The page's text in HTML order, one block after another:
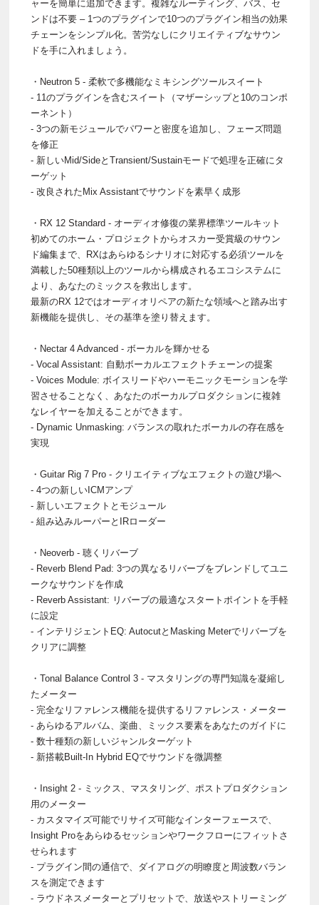
ャーを簡単に追加できます。複雑なルーティング、バス、セ
ンドは不要 – 1つのプラグインで10つのプラグイン相当の効果
チェーンをシンプル化。苦労なしにクリエイティブなサウン
ドを手に入れましょう。
・Neutron 5 - 柔軟で多機能なミキシングツールスイート
- 11のプラグインを含むスイート（マザーシップと10のコンポ
ーネント）
- 3つの新モジュールでパワーと密度を追加し、フェーズ問題
を修正
- 新しいMid/SideとTransient/Sustainモードで処理を正確にタ
ーゲット
- 改良されたMix Assistantでサウンドを素早く成形
・RX 12 Standard - オーディオ修復の業界標準ツールキット
初めてのホーム・プロジェクトからオスカー受賞級のサウン
ド編集まで、RXはあらゆるシナリオに対応する必須ツールを
満載した50種類以上のツールから構成されるエコシステムに
より、あなたのミックスを救出します。
最新のRX 12ではオーディオリペアの新たな領域へと踏み出す
新機能を提供し、その基準を塗り替えます。
・Nectar 4 Advanced - ボーカルを輝かせる
- Vocal Assistant: 自動ボーカルエフェクトチェーンの提案
- Voices Module: ボイスリードやハーモニックモーションを学
習させることなく、あなたのボーカルプロダクションに複雑
なレイヤーを加えることができます。
- Dynamic Unmasking: バランスの取れたボーカルの存在感を
実現
・Guitar Rig 7 Pro - クリエイティブなエフェクトの遊び場へ
- 4つの新しいICMアンプ
- 新しいエフェクトとモジュール
- 組み込みルーパーとIRローダー
・Neoverb - 聴くリバーブ
- Reverb Blend Pad: 3つの異なるリバーブをブレンドしてユニ
ークなサウンドを作成
- Reverb Assistant: リバーブの最適なスタートポイントを手軽
に設定
- インテリジェントEQ: AutocutとMasking Meterでリバーブを
クリアに調整
・Tonal Balance Control 3 - マスタリングの専門知識を凝縮し
たメーター
- 完全なリファレンス機能を提供するリファレンス・メーター
- あらゆるアルバム、楽曲、ミックス要素をあなたのガイドに
- 数十種類の新しいジャンルターゲット
- 新搭載Built-In Hybrid EQでサウンドを微調整
・Insight 2 - ミックス、マスタリング、ポストプロダクション
用のメーター
- カスタマイズ可能でリサイズ可能なインターフェースで、
Insight Proをあらゆるセッションやワークフローにフィットさ
せられます
- プラグイン間の通信で、ダイアログの明瞭度と周波数バラン
スを測定できます
- ラウドネスメーターとプリセットで、放送やストリーミング